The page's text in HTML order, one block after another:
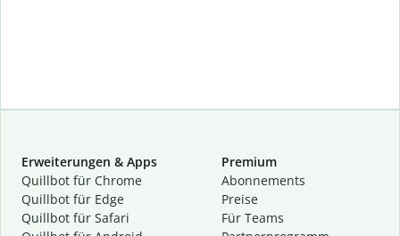
Erweiterungen & Apps
Quillbot für Chrome
Quillbot für Edge
Quillbot für Safari
Premium
Abon­ne­ments
Preise
Für Teams